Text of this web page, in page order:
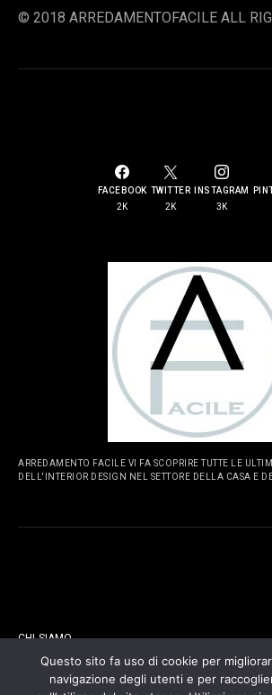
© 2018 ARREDAMENTOFACILE ALL
FACEBOOK
2K
TWITTER
2K
INSTAGRAM
3K
ARREDAMENTO FACILE VI FA SCOPRIRE TUTTE LE
DELL'INTERIOR DESIGN NEL SETTORE DELLA CASA E
CHI SIAMO
CONTATTI
Questo sito fa uso di cookie per
navigazione degli utenti e per